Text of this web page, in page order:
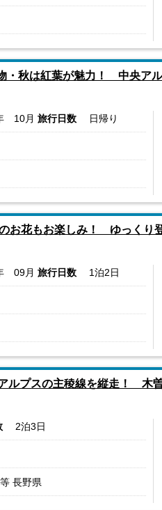
・秋は紅葉が魅力！ 中央
10月 旅行日数 日帰り
のお花もお楽しみ！ ゆっく
09月 旅行日数 1泊2日
ルプスの主稜線を縦走！ 木
2泊3日
長野県